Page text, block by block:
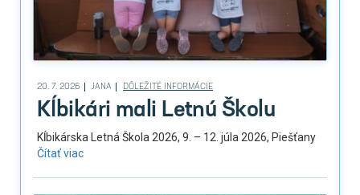
20. 7. 2026 JANA DÔLEŽITÉ INFORMÁCIE
Kĺbikári mali Letnú Školu
Kĺbikárska Letná Škola 2026, 9. – 12. júla 2026, Piešťany
Čítať viac